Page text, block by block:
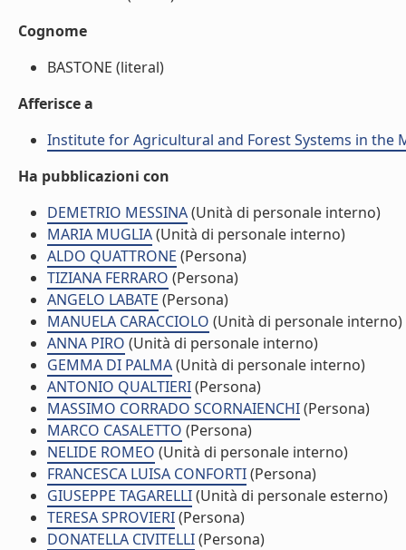
Cognome
BASTONE (literal)
Afferisce a
Institute for Agricultural and Forest Systems in the
Ha pubblicazioni con
DEMETRIO MESSINA(Unità di personale interno)
MARIA MUGLIA(Unità di personale interno)
ALDO QUATTRONE (Persona)
TIZIANA FERRARO (Persona)
ANGELO LABATE (Persona)
MANUELA CARACCIOLO (Unità di personale interno)
ANNA PIRO (Unità di personale interno)
GEMMA DI PALMA(Unità di personale interno)
ANTONIO QUALTIERI(Persona)
MASSIMO CORRADO SCORNAIENCHI(Persona)
MARCO CASALETTO (Persona)
NELIDE ROMEO (Unità di personale interno)
FRANCESCA LUISA CONFORTI(Persona)
GIUSEPPE TAGARELLI(Unità di personale esterno)
TERESA SPROVIERI(Persona)
DONATELLA CIVITELLI(Persona)